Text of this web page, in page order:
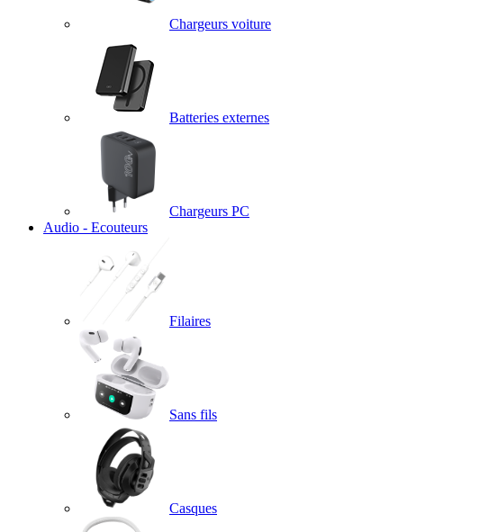
Chargeurs voiture
Batteries externes
Chargeurs PC
Audio - Ecouteurs
Filaires
Sans fils
Casques